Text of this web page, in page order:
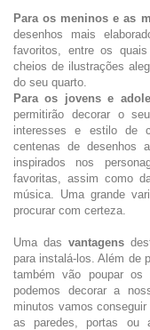
Para os meninos e as
desenhos mais
favoritos, entre os
cheios de ilustrações
do seu quarto.
Para os jovens e
permitirão decorar o
interesses e estilo de
centenas de desenhos
inspirados nos
favoritas, assim como
música. Uma grande
procurar com certeza.
Uma das vantagens
para instalá-los. Além de
também vão poupar
podemos decorar a
minutos vamos
as paredes, portas ou